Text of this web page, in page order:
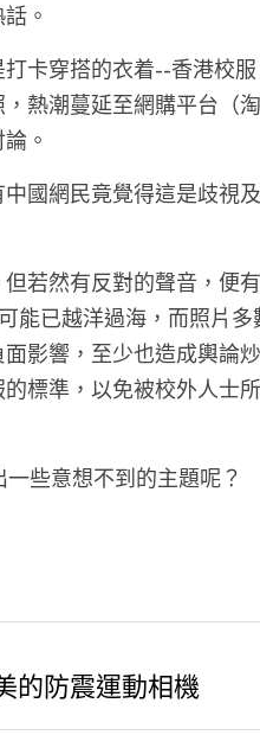
。
卡穿搭的衣着--香港校
熱潮蔓延至網購平台（
。
國網民竟覺得這是歧視
若然有反對的聲音，便
能已越洋過海，而照片多
影響，至少也造成輿論
標準，以免被校外人士
一些意想不到的主題呢？
的防震運動相機